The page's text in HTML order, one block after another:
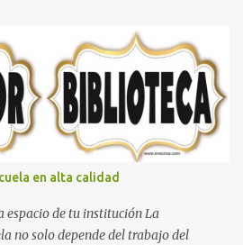
Cama con diseño de ring de
de fiestas infantiles Cosas bonitas
de coche
en alta calidad
espacio de tu institución La
no solo depende del trabajo del